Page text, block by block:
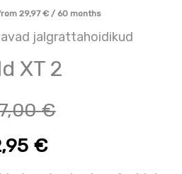
29,97€/ 60 months
jalgrattahoidikud
XT 2
€
Hinnavahemik:
976,00 €
kuni
1027,00 €
€
Hinnavahemik:
829,60 €
kuni
872,95 €